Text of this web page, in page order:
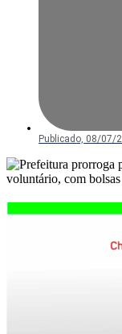
Publicado, 08/07/